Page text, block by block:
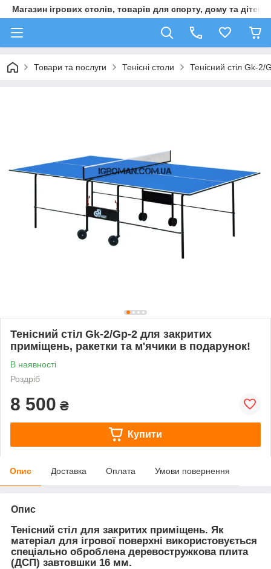
Магазин ігрових столів, товарів для спорту, дому та дітей
Товари та послуги Тенісні столи Тенісний стіл Gk-
Тенісний стіл Gk-2/Gp-2 для закритих
приміщень, ракетки та м'ячики в подарунок!
В наявності
Роздріб
8 500 ₴
Купити
Опис Доставка Оплата Умови повернення
Опис
Тенісний стіл для закритих приміщень. Як
матеріал для ігрової поверхні використовується
спеціально оброблена деревостружкова плита
(ДСП) завтовшки 16 мм.